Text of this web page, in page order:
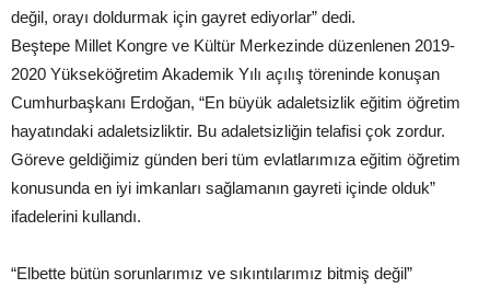
değil, orayı doldurmak için gayret ediyorlar” dedi.
Beştepe Millet Kongre ve Kültür Merkezinde düzenlenen 2019-
2020 Yükseköğretim Akademik Yılı açılış töreninde konuşan
Cumhurbaşkanı Erdoğan, “En büyük adaletsizlik eğitim öğretim
hayatındaki adaletsizliktir. Bu adaletsizliğin telafisi çok zordur.
Göreve geldiğimiz günden beri tüm evlatlarımıza eğitim öğretim
konusunda en iyi imkanları sağlamanın gayreti içinde olduk”
ifadelerini kullandı.
“Elbette bütün sorunlarımız ve sıkıntılarımız bitmiş değil”